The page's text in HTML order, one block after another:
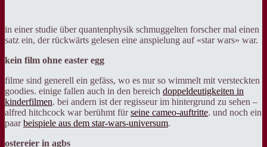
in einer studie über quantenphysik schmuggelten forscher mal einen
satz ein, der rückwärts gelesen eine anspielung auf «star wars» war.
kein film ohne easter egg
filme sind generell ein gefäss, wo es nur so wimmelt mit versteckten
goodies. einige fallen auch in den bereich doppeldeutigkeiten in
kinderfilmen. bei andern ist der regisseur im hintergrund zu sehen –
alfred hitchcock war berühmt fürseine cameo-auftritte. und noch ein
paarbeispiele aus dem star-wars-universum.
ostereier in agbs